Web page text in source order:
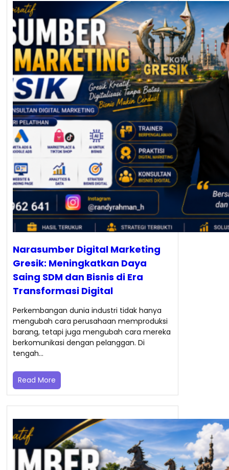
Narasumber Digital Marketing
Gresik: Meningkatkan Daya
Saing SDM dan Bisnis di Era
Transformasi Digital
Perkembangan dunia industri tidak hanya
mengubah cara perusahaan memproduksi
barang, tetapi juga mengubah cara mereka
berkomunikasi dengan pelanggan. Di
tengah…
Read More